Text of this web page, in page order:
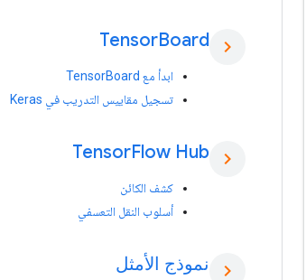
chevron_right
TensorBoard
ابدأ مع TensorBoard
تسجيل مقاييس التدريب في Keras
chevron_right
TensorFlow Hub
كشف الكائن
أسلوب النقل التعسفي
chevron_right نموذج الأمثل